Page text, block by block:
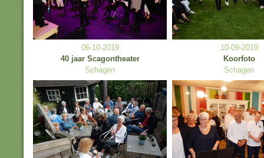
06-10-2019
40 jaar Scagontheater
Schagen
10-09-2019
Koorfoto
Schagen